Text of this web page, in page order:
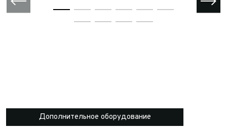
Дополнительное оборудование